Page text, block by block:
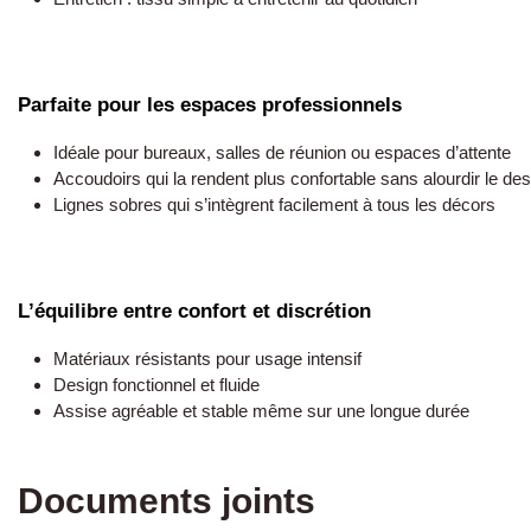
Parfaite pour les espaces professionnels
Idéale pour bureaux, salles de réunion ou espaces d’attente
Accoudoirs qui la rendent plus confortable sans alourdir le
Lignes sobres qui s’intègrent facilement à tous les décors
L’équilibre entre confort et discrétion
Matériaux résistants pour usage intensif
Design fonctionnel et fluide
Assise agréable et stable même sur une longue durée
Documents joints